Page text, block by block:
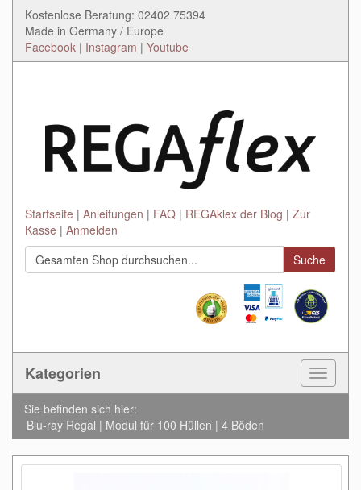
Kostenlose Beratung: 02402 75394
Made in Germany / Europe
Facebook | Instagram | Youtube
Startseite Anleitungen FAQ REGAklex der Blog
Zur
Kasse
Anmelden
Suche
Kategorien
Toggle
Sie befinden sich hier:
Blu-ray Regal | Modul für 100 Hüllen | 4 Böden